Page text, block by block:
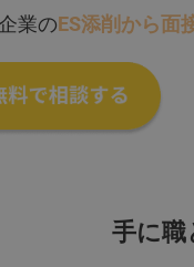
業のES添削から面
手に職